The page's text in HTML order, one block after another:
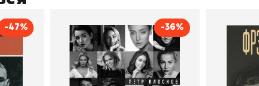
-47%
Карнеги
Минск
-36%
Сила Instagram. Простой
путь к миллиону
подписчиков
Автор
Петр Плосков
Издательство
Бомбора
Как